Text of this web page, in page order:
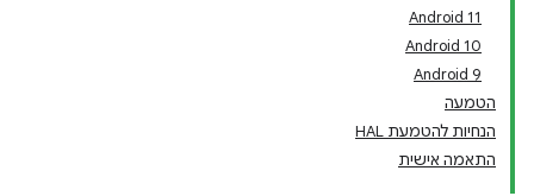
Android 11
‫Android 10
‫Android 9
הטמעה
הנחיות להטמעת HAL
התאמה אישית